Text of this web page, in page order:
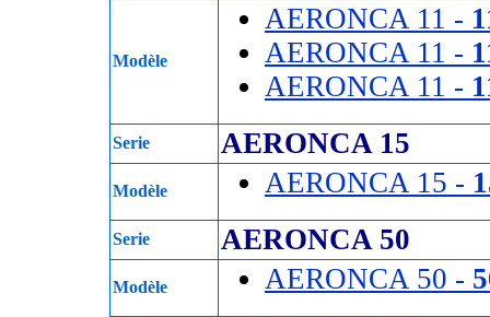
Modèle
AERONCA 11 -
AERONCA 11 -
AERONCA 11 -
Serie AERONCA 15
Modèle AERONCA 15 -
Serie AERONCA 50
Modèle AERONCA 50 -